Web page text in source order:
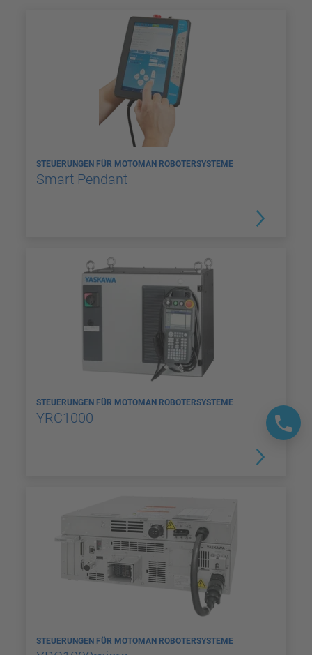
STEUERUNGEN FÜR MOTOMAN ROBOTERSYSTEME
Smart Pendant
STEUERUNGEN FÜR MOTOMAN ROBOTERSYSTEME
YRC1000
STEUERUNGEN FÜR MOTOMAN ROBOTERSYSTEME